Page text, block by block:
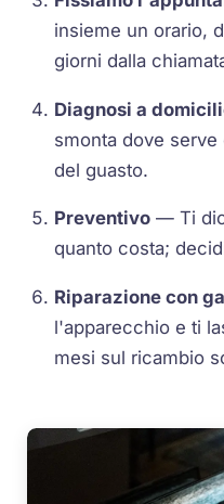
insieme un orario,
giorni dalla
Diagnosi a
smonta dove serve
del guasto.
Preventivo — Ti
quanto costa;
Riparazione con
l'apparecchio e ti
mesi sul ricambio